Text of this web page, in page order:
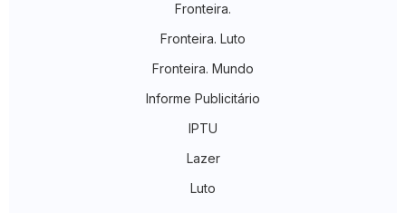
Fronteira.
Fronteira. Luto
Fronteira. Mundo
Informe Publicitário
IPTU
Lazer
Luto